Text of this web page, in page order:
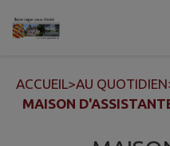
Contenu
ACCUEIL>AU QUOTIDIEN
MAISON